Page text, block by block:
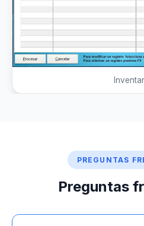
PREGUNTAS
Preguntas